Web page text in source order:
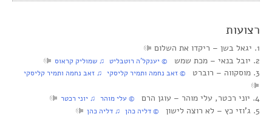
רצועות
1. יגאל בשן‏ – ריקדו את השלום
2. יובל בנאי‏ – מכת שמש
‏ © יענקל’ה רוטבליט‏ ♫ שמוליק קראוס
3. מוסקווה‏ – רוברט ‏ © זאב נחמה ותמיר קליסקי‏ ♫ זאב נחמה ותמיר קליסקי
4. יוני רכטר, עלי מוהר‏ – עוגן הרם ‏ © עלי מוהר‏ ♫ יוני רכטר
5. ג’וזי כץ‏ – לא רוצה לישון ‏ © דליה כהן‏ ♫ דליה כהן